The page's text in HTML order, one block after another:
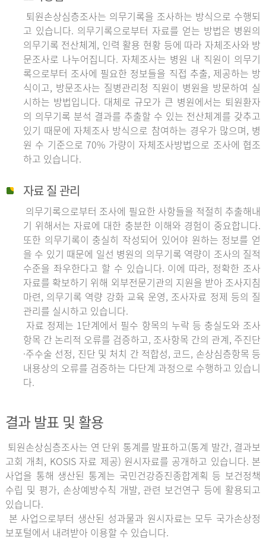
퇴원손상심층조사는 의무기록을 조사하는 방식으로 수행되
고 있습니다. 의무기록으로부터 자료를 얻는 방법은 병원의
의무기록 전산체계, 인력 활용 현황 등에 따라 자체조사와 방
문조사로 나누어집니다. 자체조사는 병원 내 직원이 의무기
록으로부터 조사에 필요한 정보들을 직접 추출, 제공하는 방
식이고, 방문조사는 질병관리청 직원이 병원을 방문하여 실
시하는 방법입니다. 대체로 규모가 큰 병원에서는 퇴원환자
의 의무기록 분석 결과를 추출할 수 있는 전산체계를 갖추고
있기 때문에 자체조사 방식으로 참여하는 경우가 많으며, 병
원 수 기준으로 70% 가량이 자체조사방법으로 조사에 협조
하고 있습니다.
자료 질 관리
의무기록으로부터 조사에 필요한 사항들을 적절히 추출해내
기 위해서는 자료에 대한 충분한 이해와 경험이 중요합니다.
또한 의무기록이 충실히 작성되어 있어야 원하는 정보를 얻
을 수 있기 때문에 일선 병원의 의무기록 역량이 조사의 질적
수준을 좌우한다고 할 수 있습니다. 이에 따라, 정확한 조사
자료를 확보하기 위해 외부전문기관의 지원을 받아 조사지침
마련, 의무기록 역량 강화 교육 운영, 조사자료 정제 등의 질
관리를 실시하고 있습니다.
자료 정제는 1단계에서 필수 항목의 누락 등 충실도와 조사
항목 간 논리적 오류를 검증하고, 조사항목 간의 관계, 주진단
·주수술 선정, 진단 및 처치 간 적합성, 코드, 손상심층항목 등
내용상의 오류를 검증하는 다단계 과정으로 수행하고 있습니
다.
결과 발표 및 활용
퇴원손상심층조사는 연 단위 통계를 발표하고(통계 발간, 결과보
고회 개최, KOSIS 자료 제공) 원시자료를 공개하고 있습니다. 본
사업을 통해 생산된 통계는 국민건강증진종합계획 등 보건정책
수립 및 평가, 손상예방수칙 개발, 관련 보건연구 등에 활용되고
있습니다.
본 사업으로부터 생산된 성과물과 원시자료는 모두 국가손상정
보포털에서 내려받아 이용할 수 있습니다.